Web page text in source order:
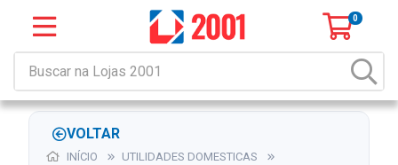
0
VOLTAR
INÍCIO
UTILIDADES DOMESTICAS